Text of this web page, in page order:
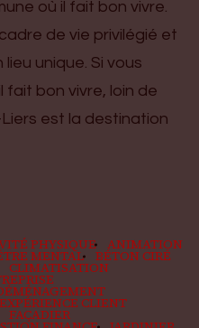
où il fait bon vivre.
de vie privilégié et
unique. Si vous
fait bon vivre, loin de
est la destination
PHYSIQUE ANIMATION
MENTAL BÉTON CIRÉ
CLIMATISATION
EXPÉRIENCE CLIENT
FAÇADIER